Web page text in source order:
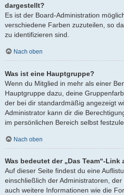
dargestellt?
Es ist der Board-Administration
verschiedene Farben zuzuteilen, so
zu identifizieren sind.
Nach oben
Was ist eine Hauptgruppe?
Wenn du Mitglied in mehr als einer
Hauptgruppe dazu, deine
der bei dir standardmäßig angezeigt
Administrator kann dir die
im persönlichen Bereich selbst
Nach oben
Was bedeutet der „Das Team“-Link
Auf dieser Seite findest du eine
einschließlich der Administratoren,
auch weitere Informationen wie die